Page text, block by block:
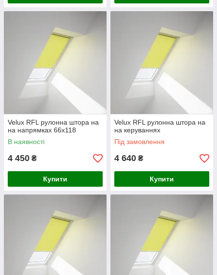
Velux RFL рулонна штора на
на напрямках 66x118
В наявності
4 450 ₴
Купити
Velux RFL рулонна штора на
на керуваннях
Під замовлення
4 640 ₴
Купити